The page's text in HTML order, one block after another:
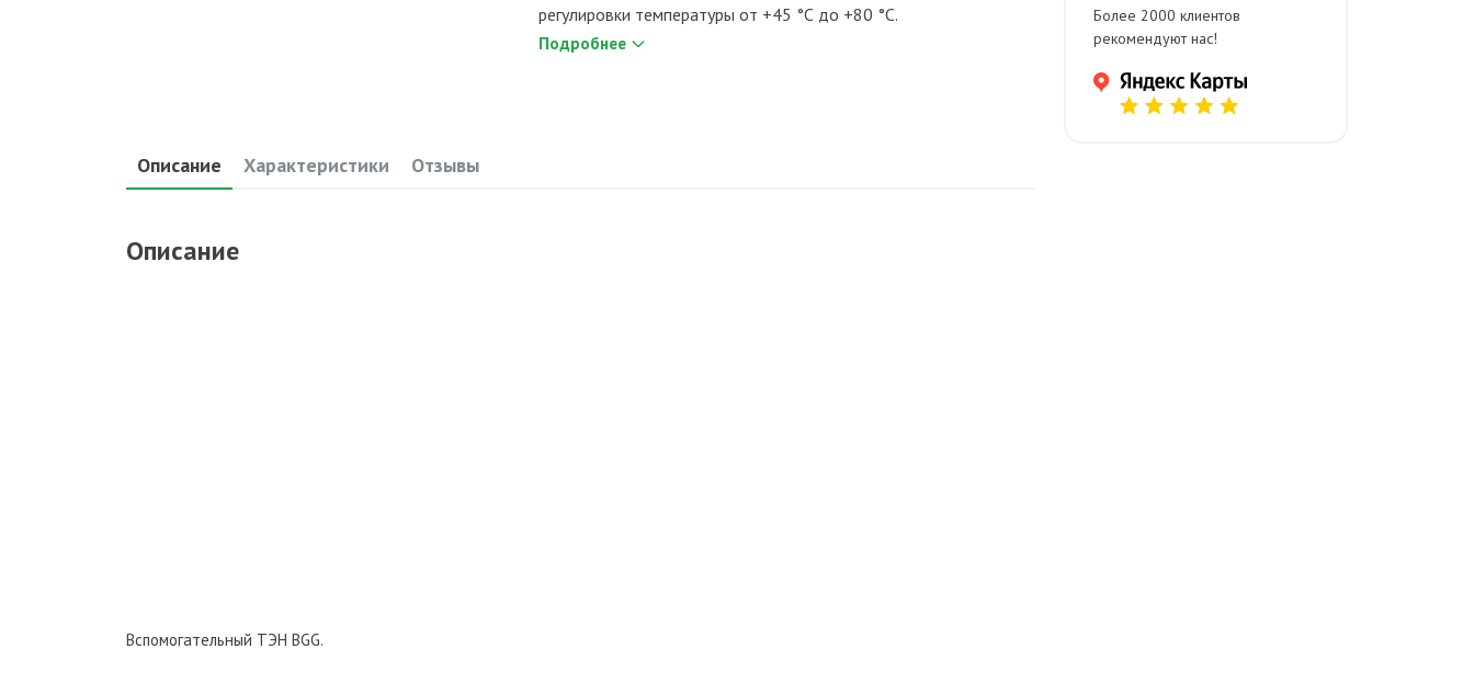
регулировки температуры от +45 °С до +80 °С.
Подробнее
Более 2000 клиентов
рекомендуют нас!
Описание Характеристики Отзывы
Описание
Вспомогательный ТЭН BGG.